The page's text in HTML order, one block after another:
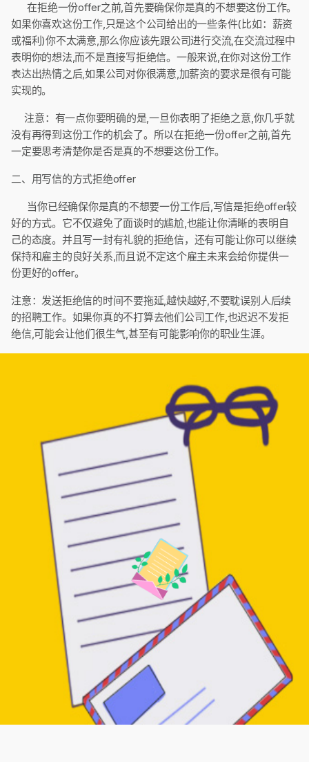
在拒绝一份offer之前,首先要确保你是真的不想要这份工作。
如果你喜欢这份工作,只是这个公司给出的一些条件(比如：薪资
或福利)你不太满意,那么你应该先跟公司进行交流,在交流过程中
表明你的想法,而不是直接写拒绝信。一般来说,在你对这份工作
表达出热情之后,如果公司对你很满意,加薪资的要求是很有可能
实现的。
注意：有一点你要明确的是,一旦你表明了拒绝之意,你几乎就
没有再得到这份工作的机会了。所以在拒绝一份offer之前,首先
一定要思考清楚你是否是真的不想要这份工作。
二、用写信的方式拒绝offer
当你已经确保你是真的不想要一份工作后,写信是拒绝offer较
好的方式。它不仅避免了面谈时的尴尬,也能让你清晰的表明自
己的态度。并且写一封有礼貌的拒绝信，还有可能让你可以继续
保持和雇主的良好关系,而且说不定这个雇主未来会给你提供一
份更好的offer。
注意：发送拒绝信的时间不要拖延,越快越好,不要耽误别人后续
的招聘工作。如果你真的不打算去他们公司工作,也迟迟不发拒
绝信,可能会让他们很生气,甚至有可能影响你的职业生涯。